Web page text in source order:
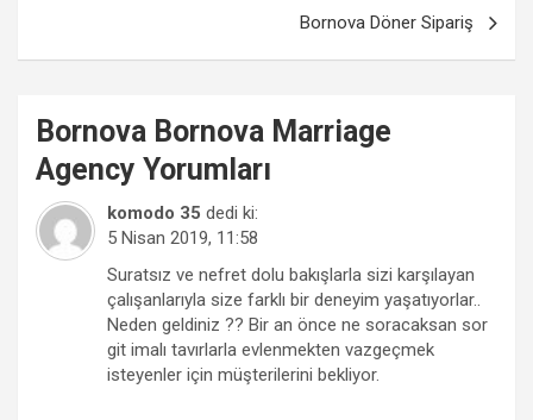
Bornova Döner Sipariş
Bornova Bornova Marriage
Agency Yorumları
komodo 35 dedi ki:
5 Nisan 2019, 11:58
Suratsız ve nefret dolu bakışlarla sizi karşılayan
çalışanlarıyla size farklı bir deneyim yaşatıyorlar..
Neden geldiniz ?? Bir an önce ne soracaksan sor
git imalı tavırlarla evlenmekten vazgeçmek
isteyenler için müşterilerini bekliyor.